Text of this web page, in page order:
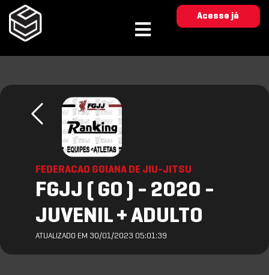
Acesse já
FEDERACAO GOIANA DE JIU-JITSU
FGJJ ( GO ) - 2020 -
JUVENIL + ADULTO
ATUALIZADO EM 30/01/2023 05:01:39